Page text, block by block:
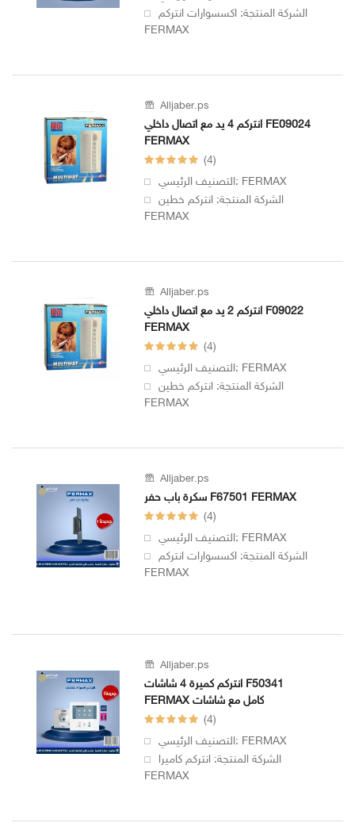
الشركة المنتجة: اكسسوارات انتركم
FERMAX
Alljaber.ps
انتركم 4 يد مع اتصال داخلي FE09024
FERMAX
(4)
التصنيف الرئيسي: FERMAX
الشركة المنتجة: انتركم خطين
FERMAX
Alljaber.ps
انتركم 2 يد مع اتصال داخلي F09022
FERMAX
(4)
التصنيف الرئيسي: FERMAX
الشركة المنتجة: انتركم خطين
FERMAX
Alljaber.ps
سكرة باب حفر F67501 FERMAX
(4)
التصنيف الرئيسي: FERMAX
الشركة المنتجة: اكسسوارات انتركم
FERMAX
Alljaber.ps
انتركم كميرة 4 شاشات F50341
FERMAX كامل مع شاشات
(4)
التصنيف الرئيسي: FERMAX
الشركة المنتجة: انتركم كاميرا
FERMAX